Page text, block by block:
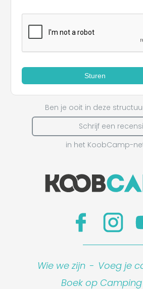
Sturen
Ben je ooit in deze
Schrijf een
in het KoobCamp-
Wie we zijn - Voeg je
Boek op